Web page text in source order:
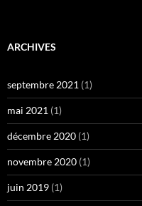
ARCHIVES
septembre 2021 (1)
mai 2021 (1)
décembre 2020 (1)
novembre 2020 (1)
juin 2019 (1)